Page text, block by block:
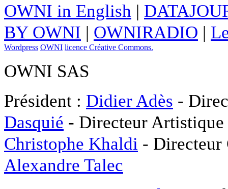
OWNI in English |
BY OWNI | OWNIRADIO |
Wordpress OWNI licence Créative Commons.
OWNI SAS
Président : Didier Adès -
Dasquié - Directeur
Christophe Khaldi -
Alexandre Talec